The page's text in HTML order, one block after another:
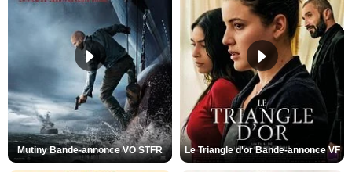
Mutiny Bande-annonce VO STFR Le Triangle d'or Bande-annonce VF